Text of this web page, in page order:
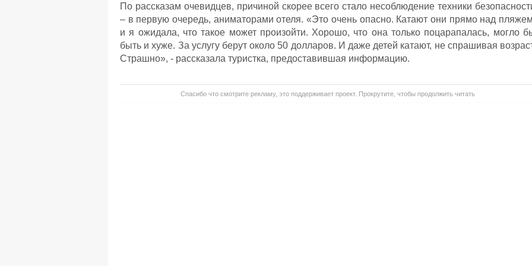
По рассказам очевидцев, причиной скорее всего стало несоблюдение техники
– в первую очередь, аниматорами отеля. «Это очень опасно. Катают они прямо над
и я ожидала, что такое может произойти. Хорошо, что она только поцарапалась, могло
быть и хуже. За услугу берут около 50 долларов. И даже детей катают, не спрашивая
Страшно», - рассказала туристка, предоставившая информацию.
Спасибо что смотрите рекламу, это поддерживает проект. Прокрутите, чтобы продолжить читать